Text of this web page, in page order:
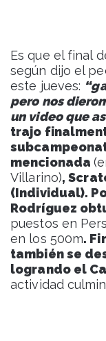
Es que el final
según dijo el
este jueves:
pero nos
un video que
trajo
mencionada
Villarino),
(Individual).
Rodríguez
puestos en
en los 500m.
también se
logrando el
actividad